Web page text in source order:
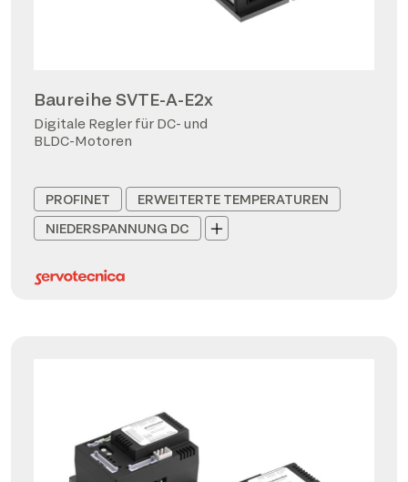
Baureihe SVTE-A-E2x
Digitale Regler für DC- und
BLDC-Motoren
PROFINET
ERWEITERTE TEMPERATUREN
NIEDERSPANNUNG DC